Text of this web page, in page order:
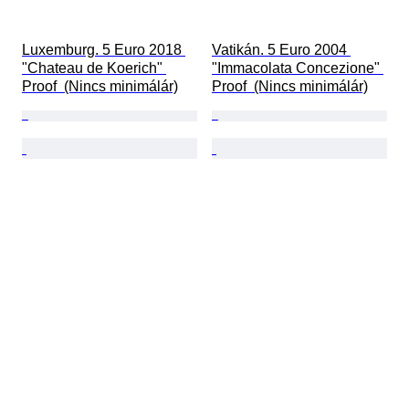
Luxemburg. 5 Euro 2018
"Chateau de Koerich"
Proof  (Nincs minimálár)
Vatikán. 5 Euro 2004
"Immacolata Concezione"
Proof  (Nincs minimálár)